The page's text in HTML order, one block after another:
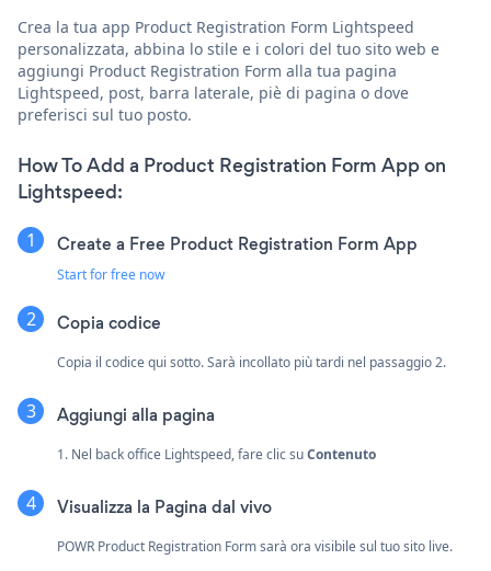
Crea la tua app Product Registration Form Lightspeed
personalizzata, abbina lo stile e i colori del tuo sito web e
aggiungi Product Registration Form alla tua pagina
Lightspeed, post, barra laterale, piè di pagina o dove
preferisci sul tuo posto.
How To Add a Product Registration Form App on
Lightspeed:
Create a Free Product Registration Form App
Start for free now
Copia codice
Copia il codice qui sotto. Sarà incollato più tardi nel passaggio 2.
Aggiungi alla pagina
1. Nel back office Lightspeed, fare clic suContenuto
Visualizza la Pagina dal vivo
POWR Product Registration Form sarà ora visibile sul tuo sito live.